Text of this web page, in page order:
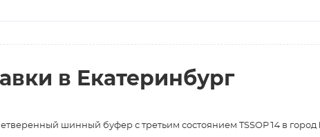
в Екатеринбург
шинный буфер с третьим состоянием TSSOP14 в город